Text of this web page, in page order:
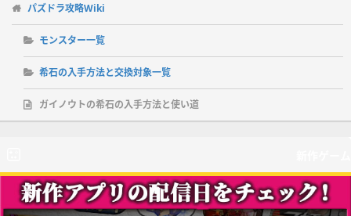
パズドラ攻略Wiki
モンスター一覧
希石の入手方法と交換対象一覧
ガイノウトの希石の入手方法と使い道